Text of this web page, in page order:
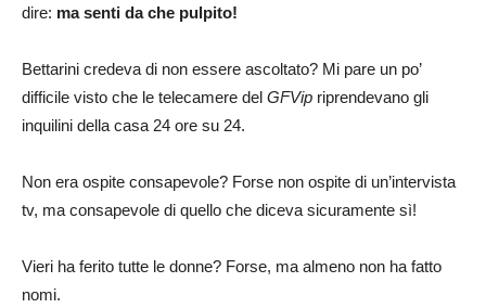
dire: ma senti da che pulpito!
Bettarini credeva di non essere ascoltato? Mi pare un po’
difficile visto che le telecamere del GFVip riprendevano gli
inquilini della casa 24 ore su 24.
Non era ospite consapevole? Forse non ospite di un’intervista
tv, ma consapevole di quello che diceva sicuramente sì!
Vieri ha ferito tutte le donne? Forse, ma almeno non ha fatto
nomi.